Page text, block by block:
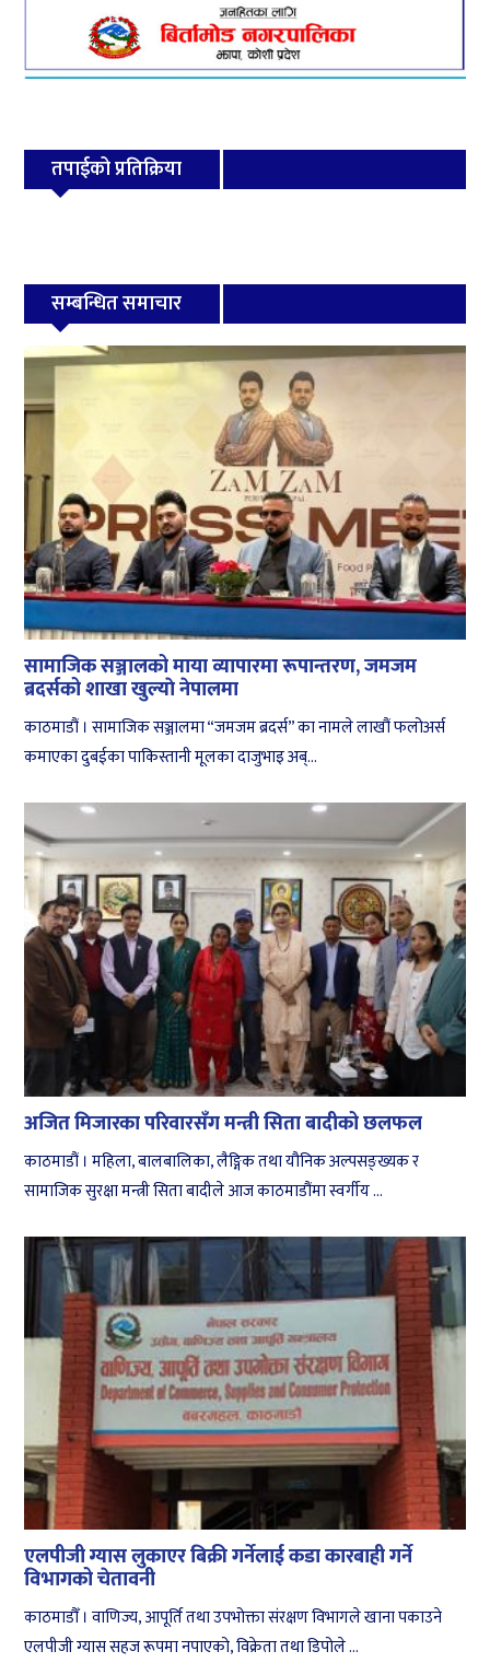
तपाईको प्रतिक्रिया
सम्बन्धित समाचार
सामाजिक सञ्जालको माया व्यापारमा रूपान्तरण, जमजम
ब्रदर्सको शाखा खुल्याे नेपालमा
काठमाडौं । सामाजिक सञ्जालमा “जमजम ब्रदर्स” का नामले लाखौं फलोअर्स
कमाएका दुबईका पाकिस्तानी मूलका दाजुभाइ अब्...
अजित मिजारका परिवारसँग मन्त्री सिता बादीको छलफल
काठमाडौं । महिला, बालबालिका, लैङ्गिक तथा यौनिक अल्पसङ्ख्यक र
सामाजिक सुरक्षा मन्त्री सिता बादीले आज काठमाडौंमा स्वर्गीय ...
एलपीजी ग्यास लुकाएर बिक्री गर्नेलाई कडा कारबाही गर्ने
विभागको चेतावनी
काठमाडौँ । वाणिज्य, आपूर्ति तथा उपभोक्ता संरक्षण विभागले खाना पकाउने
एलपीजी ग्यास सहज रूपमा नपाएको, विक्रेता तथा डिपोले ...